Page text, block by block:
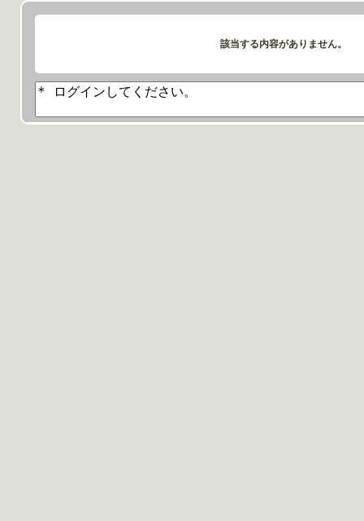
該当する内容がありません。